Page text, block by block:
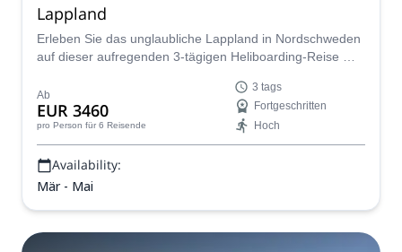
Lappland
Erleben Sie das unglaubliche Lappland in Nordschweden
auf dieser aufregenden 3-tägigen Heliboarding-Reise mit
Ab
EUR 3460
pro Person für 6 Reisende
3 tags
Fortgeschritten
Hoch
Availability:
Mär - Mai